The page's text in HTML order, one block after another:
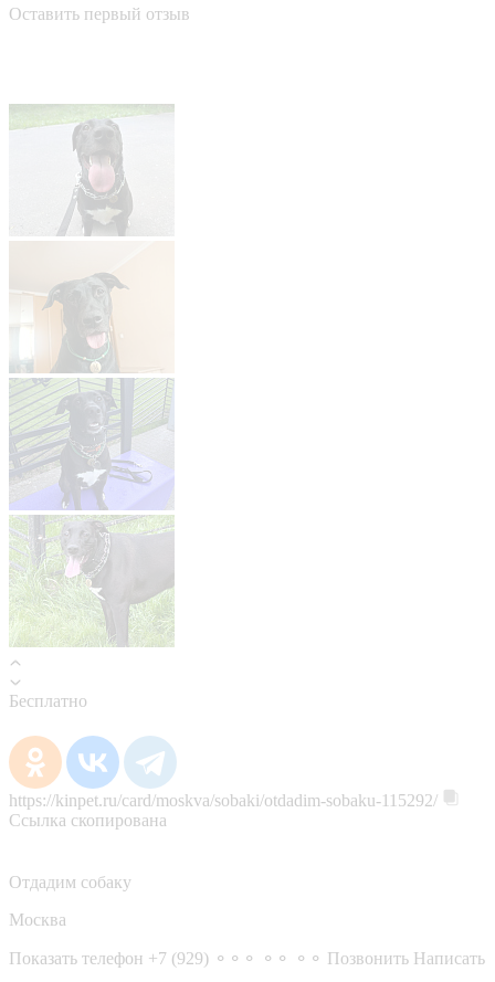
Оставить первый отзыв
Бесплатно
https://kinpet.ru/card/moskva/sobaki/otdadim-sobaku-115292/
Ссылка скопирована
Отдадим собаку
Москва
Показать телефон +7 (929) ⚬⚬⚬ ⚬⚬ ⚬⚬ Позвонить Написать